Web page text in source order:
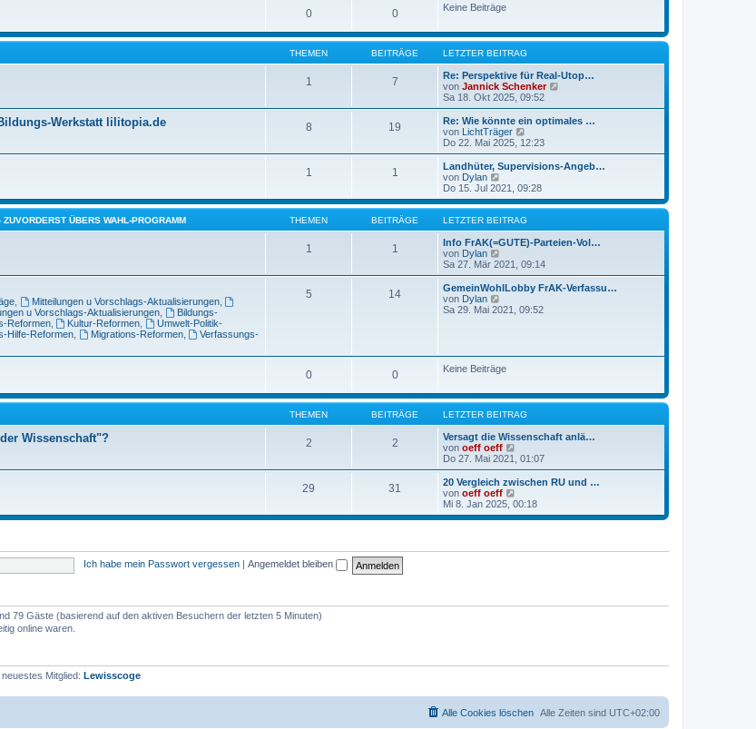
i
r
a
g
e
B
e
i
t
r
a
g
0 0 Keine Beiträge
THEMEN BEITRÄGE LETZTER BEITRAG
1 7
Re: Perspektive für Real-Utop…
von Jannick Schenker
u
e
B
t
g
Sa 18. Okt 2025, 09:52
Werkstatt lilitopia.de 8 19
Re: Wie könnte ein optimales …
von LichtTräger
e
u
e
t
r
B
e
i
t
r
g
Do 22. Mai 2025, 12:23
1 1
Landhüter, Supervisions-Angeb…
von Dylan
e
u
e
s
t
e
B
e
i
r
Do 15. Jul 2021, 09:28
ÜBERS WAHL-PROGRAMM THEMEN BEITRÄGE LETZTER BEITRAG
1 1
Info FrAK(=GUTE)-Parteien-Vol…
von Dylan
e
u
e
t
i
t
a
g
Sa 27. Mär 2021, 09:14
, Mitteilungen u Vorschlags-Aktualisierungen,
u Vorschlags-Aktualisierungen,
Bildungs-
Reformen, Kultur-Reformen
Umwelt-Politik-
Hilfe-Reformen, Migrations-Reformen,
Verfassungs-
5 14
GemeinWohlLobby FrAK-Verfassu…
von Dylan
e
r
e
i
t
r
a
g
Sa 29. Mai 2021, 09:52
0 0 Keine Beiträge
THEMEN BEITRÄGE LETZTER BEITRAG
Wissenschaft"? 2 2
Versagt die Wissenschaft anlä…
von oeff oeff
e
u
e
t
r
i
Do 27. Mai 2021, 01:07
29 31
20 Vergleich zwischen RU und …
von oeff oeff
e
u
Mi 8. Jan 2025, 00:18
Ich habe mein Passwort vergessen Angemeldet bleiben
79 Gäste (basierend auf den aktiven Besuchern der letzten 5 Minuten)
online waren.
Mitglied: Lewisscoge
Alle Zeiten sind UTC+02:00
Alle Cookies löschen